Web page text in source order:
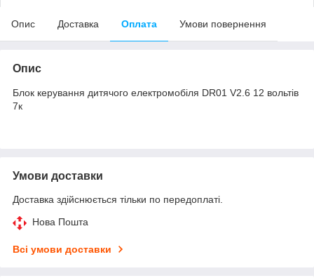
Опис Доставка Оплата Умови повернення
Опис
Блок керування дитячого електромобіля DR01 V2.6 12 вольтів
7к
Умови доставки
Доставка здійснюється тільки по передоплаті.
Нова Пошта
Всі умови доставки